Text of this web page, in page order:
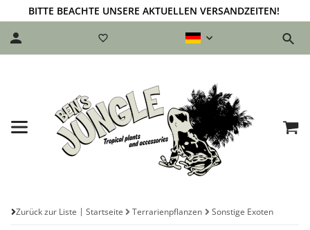
BITTE BEACHTE UNSERE AKTUELLEN VERSANDZEITEN!
Zurück zur Liste Startseite Terrarienpflanzen Sonstige Exoten